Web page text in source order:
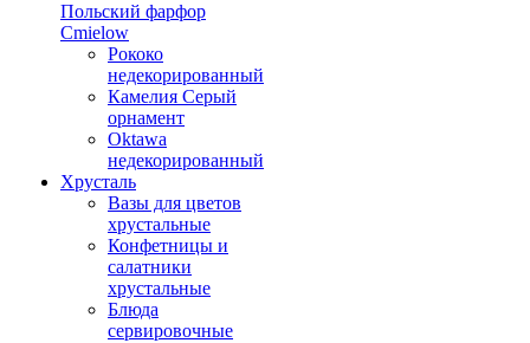
Польский фарфор
Сmielow
Рококо
недекорированный
Камелия Серый
орнамент
Oktawa
недекорированный
Хрусталь
Вазы для цветов
хрустальные
Конфетницы и
салатники
хрустальные
Блюда
сервировочные